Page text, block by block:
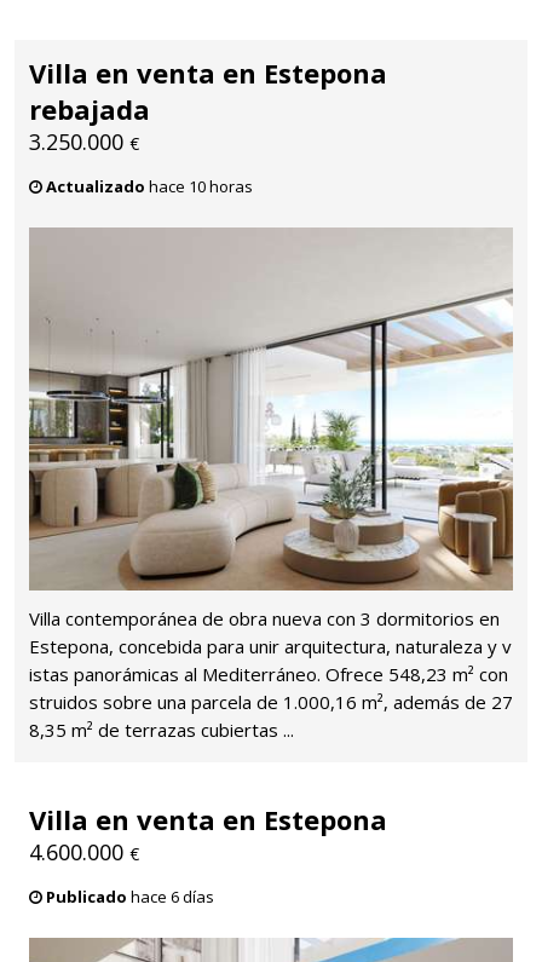
Villa en venta en Estepona
rebajada
3.250.000 €
Actualizado hace 10 horas
Villa contemporánea de obra nueva con 3 dormitorios en
Estepona, concebida para unir arquitectura, naturaleza y v
istas panorámicas al Mediterráneo. Ofrece 548,23 m² con
struidos sobre una parcela de 1.000,16 m², además de 27
8,35 m² de terrazas cubiertas ...
Villa en venta en Estepona
4.600.000 €
Publicado hace 6 días